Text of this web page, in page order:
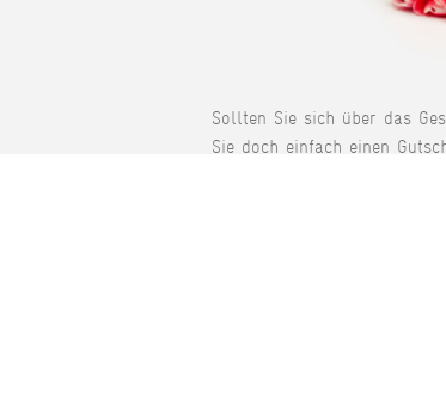
Sollten Sie sich über das
Sie doch einfach einen